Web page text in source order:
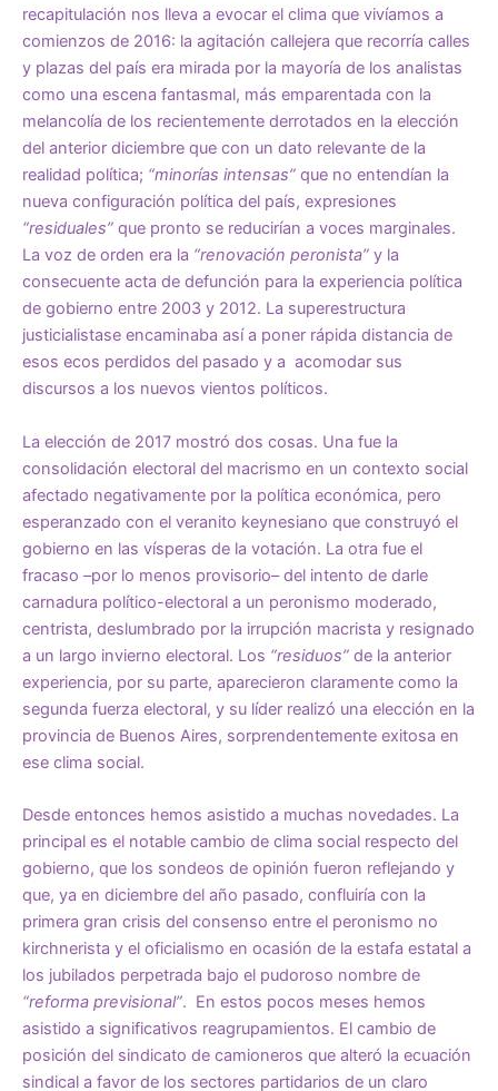
recapitulación nos lleva a evocar el clima que vivíamos a
comienzos de 2016: la agitación callejera que recorría calles
y plazas del país era mirada por la mayoría de los analistas
como una escena fantasmal, más emparentada con la
melancolía de los recientemente derrotados en la elección
del anterior diciembre que con un dato relevante de la
realidad política; “minorías intensas” que no entendían la
nueva configuración política del país, expresiones
“residuales” que pronto se reducirían a voces marginales.
La voz de orden era la “renovación peronista” y la
consecuente acta de defunción para la experiencia política
de gobierno entre 2003 y 2012. La superestructura
justicialistase encaminaba así a poner rápida distancia de
esos ecos perdidos del pasado y a acomodar sus
discursos a los nuevos vientos políticos.
La elección de 2017 mostró dos cosas. Una fue la
consolidación electoral del macrismo en un contexto social
afectado negativamente por la política económica, pero
esperanzado con el veranito keynesiano que construyó el
gobierno en las vísperas de la votación. La otra fue el
fracaso –por lo menos provisorio– del intento de darle
carnadura político-electoral a un peronismo moderado,
centrista, deslumbrado por la irrupción macrista y resignado
a un largo invierno electoral. Los “residuos” de la anterior
experiencia, por su parte, aparecieron claramente como la
segunda fuerza electoral, y su líder realizó una elección en la
provincia de Buenos Aires, sorprendentemente exitosa en
ese clima social.
Desde entonces hemos asistido a muchas novedades. La
principal es el notable cambio de clima social respecto del
gobierno, que los sondeos de opinión fueron reflejando y
que, ya en diciembre del año pasado, confluiría con la
primera gran crisis del consenso entre el peronismo no
kirchnerista y el oficialismo en ocasión de la estafa estatal a
los jubilados perpetrada bajo el pudoroso nombre de
“reforma previsional”. En estos pocos meses hemos
asistido a significativos reagrupamientos. El cambio de
posición del sindicato de camioneros que alteró la ecuación
sindical a favor de los sectores partidarios de un claro